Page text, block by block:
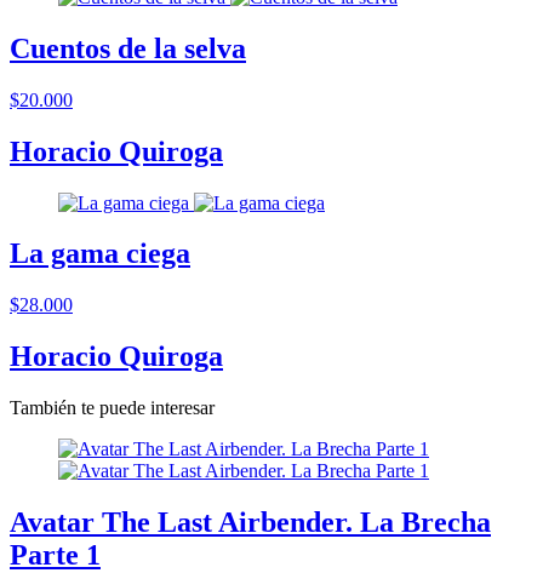
Cuentos de la selva
$20.000
Horacio Quiroga
La gama ciega
$28.000
Horacio Quiroga
También te puede interesar
Avatar The Last Airbender. La Brecha
Parte 1